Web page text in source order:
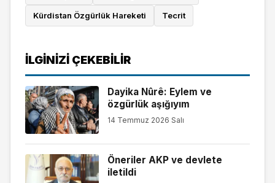
Kürdistan Özgürlük Hareketi Tecrit
İLGINIZI ÇEKEBILIR
Dayika Nûrê: Eylem ve
özgürlük aşığıyım
14 Temmuz 2026 Salı
Öneriler AKP ve devlete
iletildi